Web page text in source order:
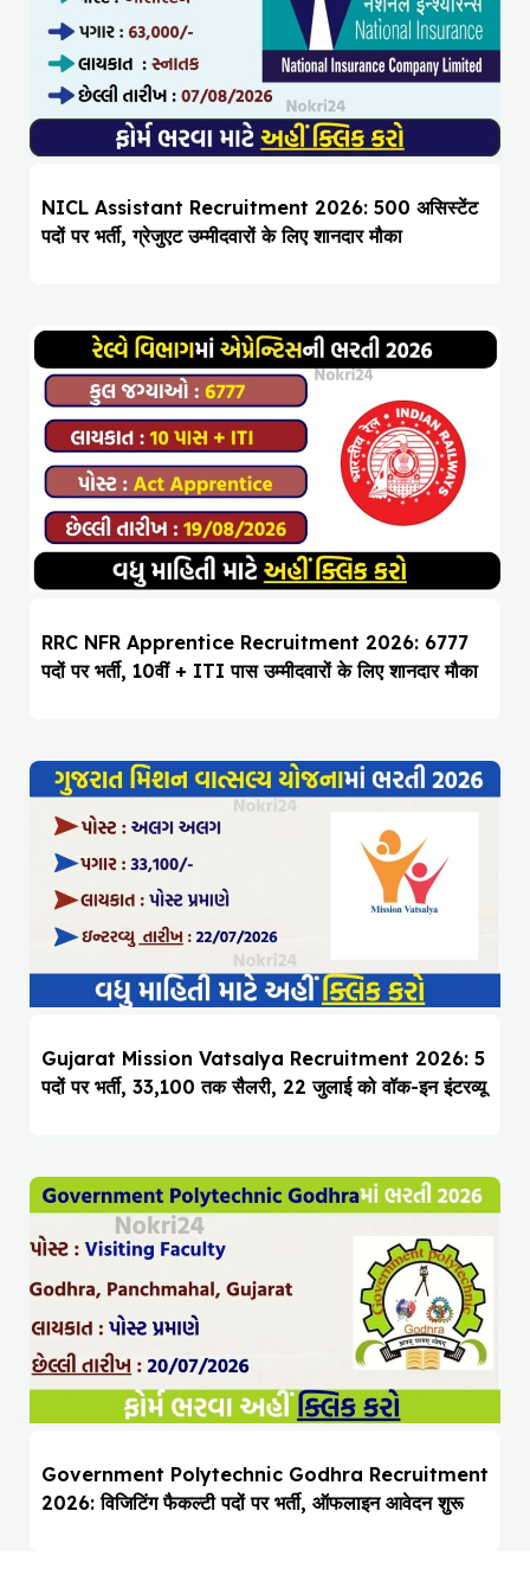
NICL Assistant Recruitment 2026: 500 असिस्टेंट
पदों पर भर्ती, ग्रेजुएट उम्मीदवारों के लिए शानदार मौका
RRC NFR Apprentice Recruitment 2026: 6777
पदों पर भर्ती, 10वीं + ITI पास उम्मीदवारों के लिए शानदार मौका
Gujarat Mission Vatsalya Recruitment 2026: 5
पदों पर भर्ती, ₹33,100 तक सैलरी, 22 जुलाई को वॉक-इन इंटरव्यू
Government Polytechnic Godhra Recruitment
2026: विजिटिंग फैकल्टी पदों पर भर्ती, ऑफलाइन आवेदन शुरू